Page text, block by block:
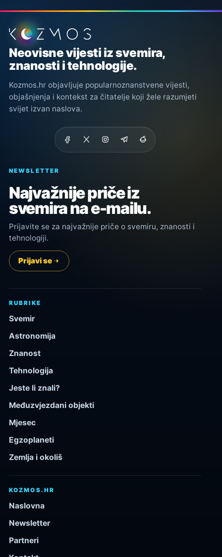
Podnožje stranice
Neovisne vijesti iz svemira,
znanosti i tehnologije.
Kozmos.hr objavljuje popularnoznanstvene vijesti,
objašnjenja i kontekst za čitatelje koji žele razumjeti
svijet izvan naslova.
NEWSLETTER
Najvažnije priče iz
svemira na e-mailu.
Prijavite se za najvažnije priče o svemiru, znanosti i
tehnologiji.
Prijavi se
RUBRIKE
Svemir
Astronomija
Znanost
Tehnologija
Jeste li znali?
Međuzvjezdani objekti
Mjesec
Egzoplaneti
Zemlja i okoliš
KOZMOS.HR
Naslovna
Newsletter
Partneri